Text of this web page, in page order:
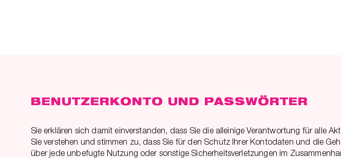
BENUTZERKONTO UND PASSWÖRTER
Sie erklären sich damit einverstanden, dass Sie die alleinige Verantwortung für alle
Sie verstehen und stimmen zu, dass Sie für den Schutz Ihrer Kontodaten und die
über jede unbefugte Nutzung oder sonstige Sicherheitsverletzungen im